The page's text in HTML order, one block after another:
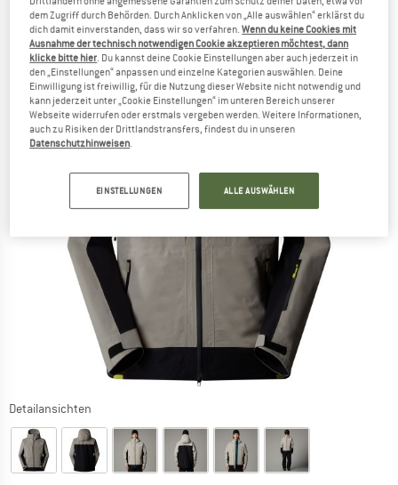
Detailansichten
dem Zugriff durch Behörden. Durch Anklicken von „Alle auswählen“ erklärst du
dich damit einverstanden, dass wir so verfahren.Wenn du keine Cookies mit
Ausnahme der technisch notwendigen Cookie akzeptieren möchtest, dann
klicke bitte hier . Du kannst deine Cookie Einstellungen aber auch jederzeit in
den „Einstellungen“ anpassen und einzelne Kategorien auswählen. Deine
Einwilligung ist freiwillig, für die Nutzung dieser Website nicht notwendig und
kann jederzeit unter „Cookie Einstellungen“ im unteren Bereich unserer
Webseite widerrufen oder erstmals vergeben werden. Weitere Informationen,
auch zu Risiken der Drittlandstransfers, findest du in unseren
Datenschutzhinweisen
EINSTELLUNGEN ALLE AUSWÄHLEN